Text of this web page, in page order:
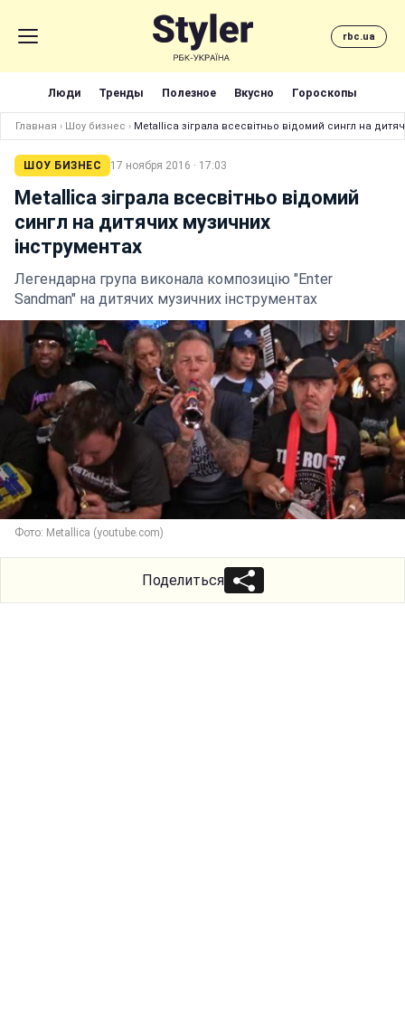
rbc.ua
Люди Тренды Полезное Вкусно Гороскопы
Главная › Шоу бизнес › Metallica зіграла всесвітньо відомий сингл на
ШОУ БИЗНЕС 17 ноября 2016 · 17:03
Metallica зіграла всесвітньо відомий
сингл на дитячих музичних
інструментах
Легендарна група виконала композицію "Enter
Sandman" на дитячих музичних інструментах
Фото: Metallica (youtube.com)
Поделиться